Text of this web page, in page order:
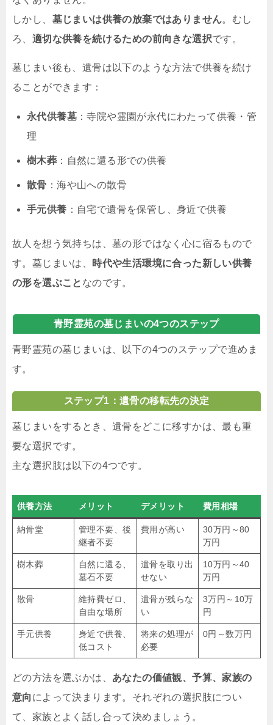
しかし、 墓じまいは供養の放棄ではありません。むし
ろ、 適切な供養を続けるための前向きな選択です。
墓じまい後も、遺骨は以下のような方法で供養を続け
ることができます：
永代供養墓 ：寺院や霊園が永代にわたって供養・管
理
樹木葬 ：自然に還る形での供養
散骨 ：海や山への散骨
手元供養 ：自宅で遺骨を保管し、身近で供養
故人を想う気持ちは、墓の形ではなく心に宿るもので
す。墓じまいは、
時代や生活環境に合った新しい供養
の形を選ぶこと なのです。
青野霊苑の墓じまいの4つのステップ
青野霊苑の墓じまいは、以下の4つのステップで進めま
す。
ステップ1：遺骨の移転先の決定
墓じまいをするとき、遺骨をどこに移すかは、最も重
要な選択です。
主な選択肢は以下の4つです。
供養方法 メリット デメリット 費用相場
納骨堂
管理不要、後
継者不要
費用が高い
30万円～80
万円
樹木葬
自然に還る、
墓石不要
遺骨を取り出
せない
10万円～40
万円
散骨
維持費ゼロ、
自由な場所
遺骨が残らな
い
3万円～10万
円
手元供養
身近で供養、
低コスト
将来の処理が
必要
0円～数万円
どの方法を選ぶかは、 あなたの価値観、予算、家族の
意向 によって決まります。それぞれの選択肢につい
て、家族とよく話し合って決めましょう。